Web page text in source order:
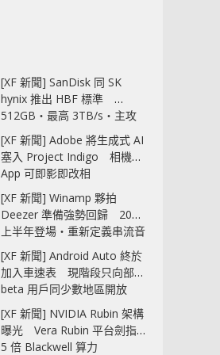
[XF 新聞] SanDisk 同 SK
hynix 推出 HBF 標準
512GB‧最高 3TB/s‧主攻
AI 記憶體
[XF 新聞] Adobe 將生成式 AI
塞入 Project Indigo 相機
App 可即影即改相
[XF 新聞] Winamp 夥拍
Deezer 準備強勢回歸 2027
上半年登場‧重新定義串流音
樂播放器
[XF 新聞] Android Auto 終於
加入車速表 現階段只向部分
beta 用戶同少數地區開放
[XF 新聞] NVIDIA Rubin 架構
曝光 Vera Rubin 平台劍指
5 倍 Blackwell 算力